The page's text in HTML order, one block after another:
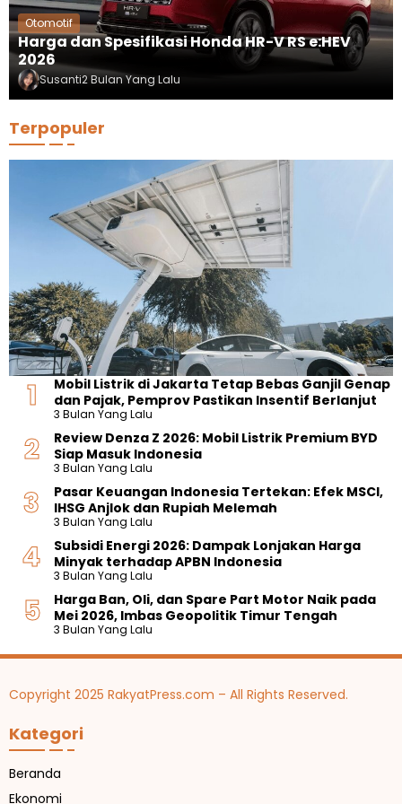
Otomotif
Harga dan Spesifikasi Honda HR-V RS e:HEV
2026
Susanti2 Bulan Yang Lalu
Terpopuler
Mobil Listrik di Jakarta Tetap Bebas Ganjil Genap
dan Pajak, Pemprov Pastikan Insentif Berlanjut
3 Bulan Yang Lalu
Review Denza Z 2026: Mobil Listrik Premium BYD
Siap Masuk Indonesia
3 Bulan Yang Lalu
Pasar Keuangan Indonesia Tertekan: Efek MSCI,
IHSG Anjlok dan Rupiah Melemah
3 Bulan Yang Lalu
Subsidi Energi 2026: Dampak Lonjakan Harga
Minyak terhadap APBN Indonesia
3 Bulan Yang Lalu
Harga Ban, Oli, dan Spare Part Motor Naik pada
Mei 2026, Imbas Geopolitik Timur Tengah
3 Bulan Yang Lalu
Copyright 2025 RakyatPress.com – All Rights Reserved.
Kategori
Beranda
Ekonomi